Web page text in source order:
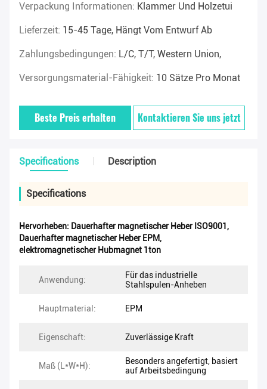
Verpackung Informationen: Klammer Und Holzetui
Lieferzeit: 15-45 Tage, Hängt Vom Entwurf Ab
Zahlungsbedingungen: L/C, T/T, Western Union,
Versorgungsmaterial-Fähigkeit: 10 Sätze Pro Monat
Beste Preis erhalten Kontaktieren Sie uns jetzt
Specifications Description
Specifications
Hervorheben: Dauerhafter magnetischer Heber ISO9001 ,
Dauerhafter magnetischer Heber EPM,
elektromagnetischer Hubmagnet 1ton
Anwendung:
Für das industrielle
Stahlspulen-Anheben
Hauptmaterial: EPM
Eigenschaft: Zuverlässige Kraft
Maß (L*W*H):
Besonders angefertigt, basiert
auf Arbeitsbedingung